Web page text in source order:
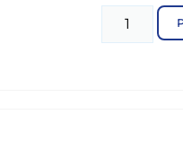
krásnou hru světla,
étericky. Jeho praktické